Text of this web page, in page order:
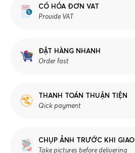
CÓ HÓA ĐƠN VAT
Provide VAT
ĐẶT HÀNG NHANH
Order fast
THANH TOÁN THUẬN TIỆN
Qick payment
CHỤP ẢNH TRƯỚC KHI GIAO
Take pictures before delivering